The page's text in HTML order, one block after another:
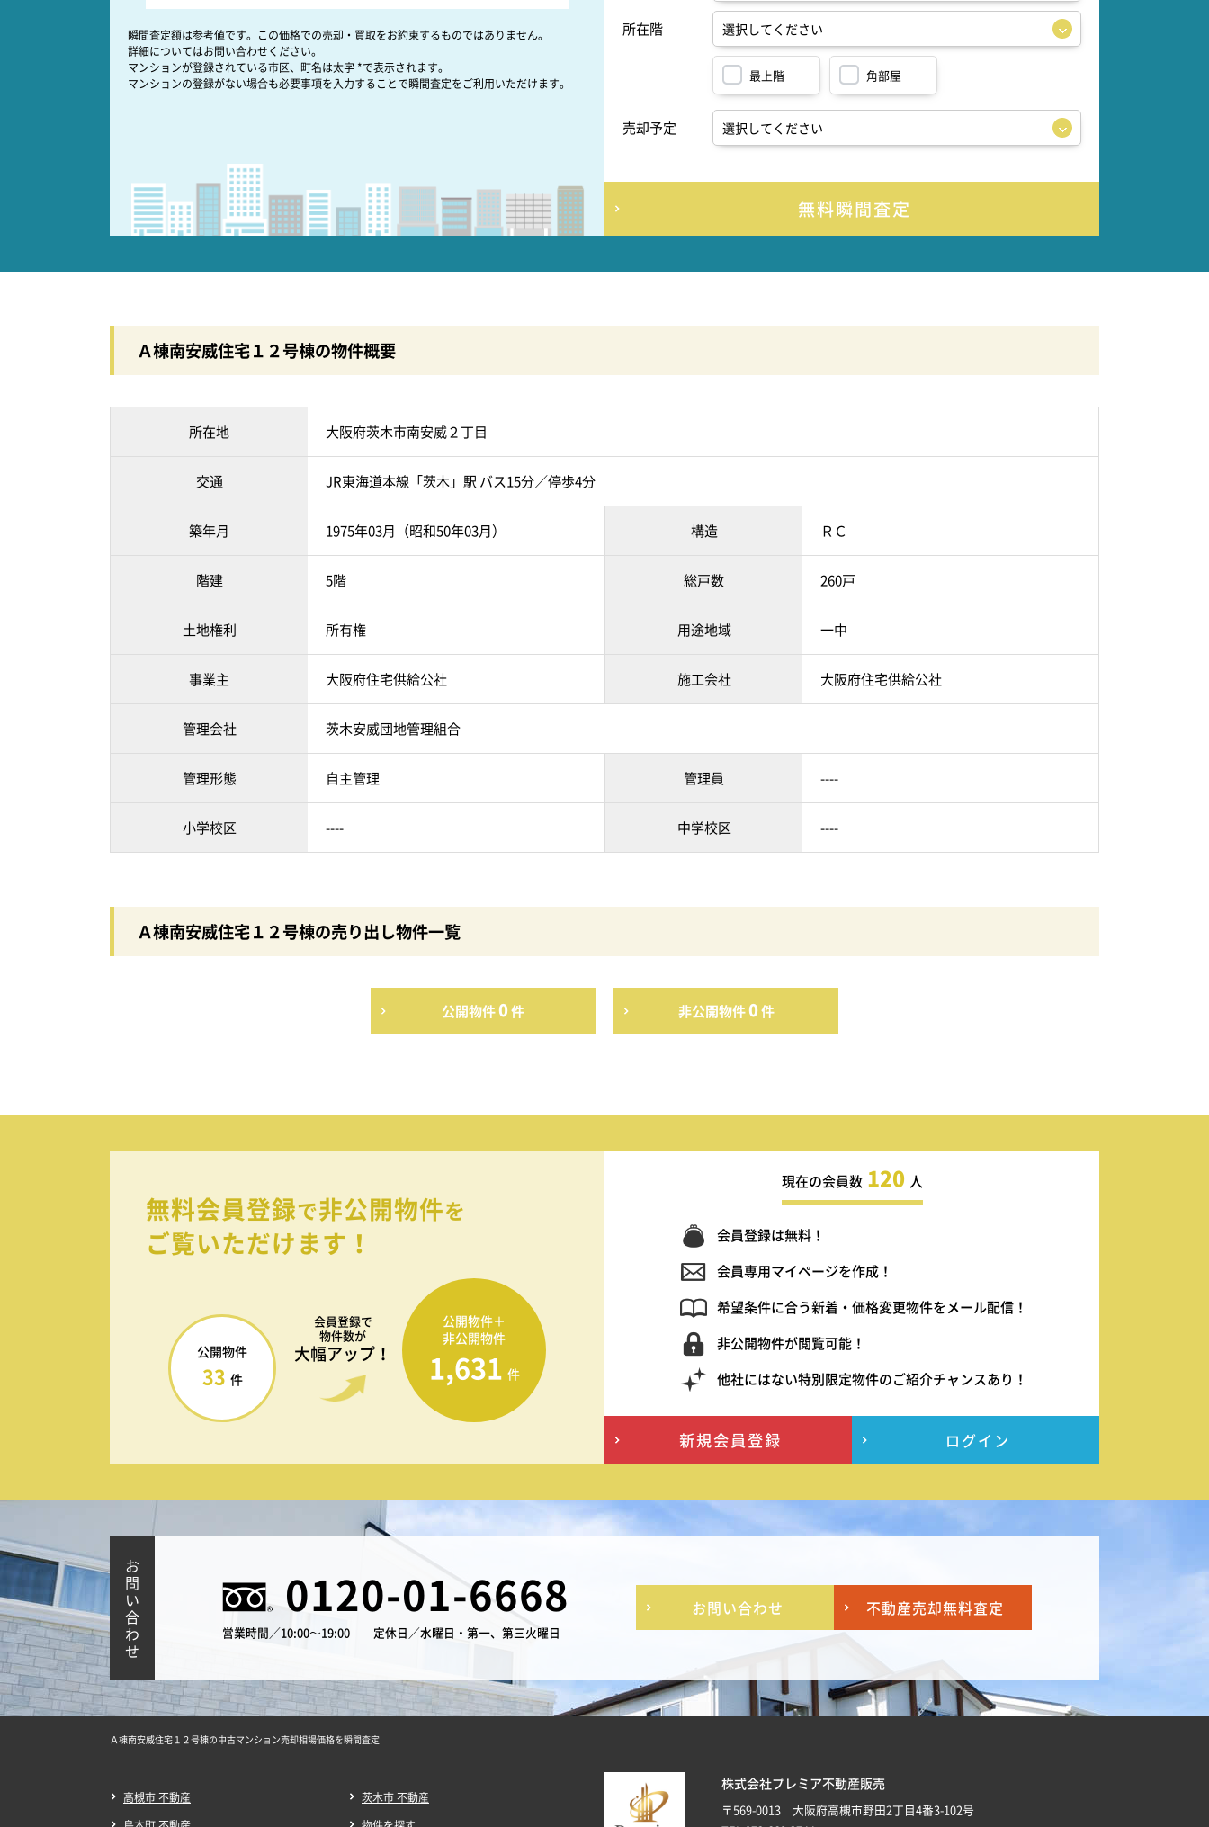
所在階
最上階 角部屋
売却予定
無料瞬間査定
瞬間査定額は参考値です。この価格での売却・買取をお約束するものではありません。
詳細についてはお問い合わせください。
マンションが登録されている市区、町名は太字 *で表示されます。
マンションの登録がない場合も必要事項を入力することで瞬間査定をご利用いただけます。
Ａ棟南安威住宅１２号棟の物件概要
所在地 大阪府茨木市南安威２丁目
交通 JR東海道本線「茨木」駅 バス15分／停歩4分
築年月 1975年03月（昭和50年03月） 構造 ＲＣ
階建 5階 総戸数 260戸
土地権利 所有権 用途地域 一中
事業主 大阪府住宅供給公社 施工会社 大阪府住宅供給公社
管理会社 茨木安威団地管理組合
管理形態 自主管理 管理員 ----
小学校区 ---- 中学校区 ----
Ａ棟南安威住宅１２号棟の売り出し物件一覧
公開物件0件 非公開物件0件
無料会員登録で非公開物件を
ご覧いただけます！
会員登録で
物件数が
大幅アップ！
公開物件
33 件
公開物件＋
非公開物件
1,631 件
現在の会員数 120 人
会員登録は無料！
会員専用マイページを作成！
希望条件に合う新着・価格変更物件をメール配信！
非公開物件が閲覧可能！
他社にはない特別限定物件のご紹介チャンスあり！
新規会員登録 ログイン
お
問
い
合
わ
せ
0120-01-6668
営業時間／10:00～19:00 定休日／水曜日・第一、第三火曜日
お問い合わせ 不動産売却無料査定
Ａ棟南安威住宅１２号棟の中古マンション売却相場価格を瞬間査定
高槻市 不動産
茨木市 不動産
株式会社プレミア不動産販売
〒569-0013 大阪府高槻市野田2丁目4番3-102号